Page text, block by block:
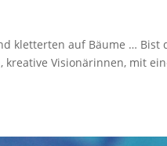
kletterten auf Bäume … Bist
kreative Visionärinnen, mit